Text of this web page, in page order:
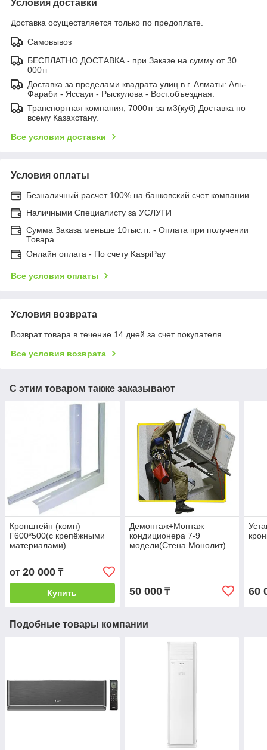
Условия доставки
Доставка осуществляется только по предоплате.
Самовывоз
БЕСПЛАТНО ДОСТАВКА - при Заказе на сумму от 30
000тг
Доставка за пределами квадрата улиц в г. Алматы: Аль-
Фараби - Яссауи - Рыскулова - Вост.объездная.
Транспортная компания, 7000тг за м3(куб) Доставка по
всему Казахстану.
Все условия доставки
Условия оплаты
Безналичный расчет 100% на банковский счет компании
Наличными Специалисту за УСЛУГИ
Сумма Заказа меньше 10тыс.тг. - Оплата при получении
Товара
Онлайн оплата - По счету KaspiPay
Все условия оплаты
Условия возврата
Возврат товара в течение 14 дней за счет покупателя
Все условия возврата
С этим товаром также заказывают
Кронштейн (комп)
Г600*500(с крепёжными
материалами)
от 20 000 ₸
Купить
Демонтаж+Монтаж
кондиционера 7-9
модели(Стена Монолит)
50 000₸ 60
Подобные товары компании